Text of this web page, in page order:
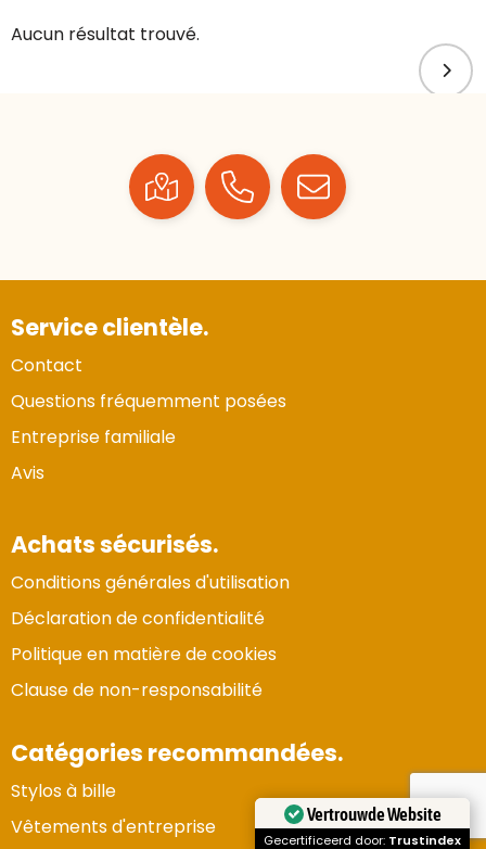
Aucun résultat trouvé.
Service clientèle.
Contact
Questions fréquemment posées
Entreprise familiale
Avis
Achats sécurisés.
Conditions générales d'utilisation
Déclaration de confidentialité
Politique en matière de cookies
Clause de non-responsabilité
Catégories recommandées.
Stylos à bille
Vêtements d'entreprise
Vertrouwde Website
Gecertificeerd door: Trustindex